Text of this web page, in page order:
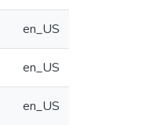
en_US
en_US
en_US